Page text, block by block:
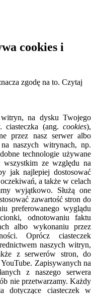
cookies i
zgodę na to. Czytaj
na dysku Twojego
ciasteczka (ang. cookies),
przez nasz serwer albo
naszych witrynach, np.
technologie używane
ze względu na
jak najlepiej dostosować
a także w celach
wyjątkowo. Służą one
zawartość stron do
preferowanego wyglądu
odnotowaniu faktu
albo wykonaniu przez
Oprócz ciasteczek
naszych witryn,
z serwerów stron, do
Zapisywanych na
z naszego serwera
nie przetwarzamy. Każdy
dotyczące ciasteczek w